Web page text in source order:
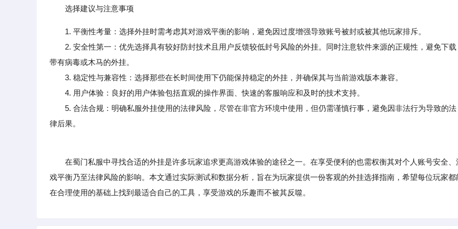
选择建议与注意事项
1. 平衡性考量：选择外挂时需考虑其对游戏平衡的影响，避免因过度增强导致账号被封或被其他玩家排斥。
2. 安全性第一：优先选择具有较好防封技术且用户反馈较低封号风险的外挂。同时注意软件来源的正规性，避免下载
带有病毒或木马的外挂。
3. 稳定性与兼容性：选择那些在长时间使用下仍能保持稳定的外挂，并确保其与当前游戏版本兼容。
4. 用户体验：良好的用户体验包括直观的操作界面、快速的客服响应和及时的技术支持。
5. 合法合规：明确私服外挂使用的法律风险，尽管在非官方环境中使用，但仍需谨慎行事，避免因非法行为导致的法
律后果。
在蜀门私服中寻找合适的外挂是许多玩家追求更高游戏体验的途径之一。在享受便利的也需权衡其对个人账号安全、
戏平衡乃至法律风险的影响。本文通过实际测试和数据分析，旨在为玩家提供一份客观的外挂选择指南，希望每位玩家都
在合理使用的基础上找到最适合自己的工具，享受游戏的乐趣而不被其反噬。